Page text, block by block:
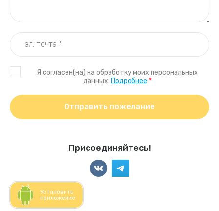
Присоединяйтесь!
Установить
приложение
Я согласен(на) на обработку моих персональных
данных. Подробнее *
Отправить пожелание